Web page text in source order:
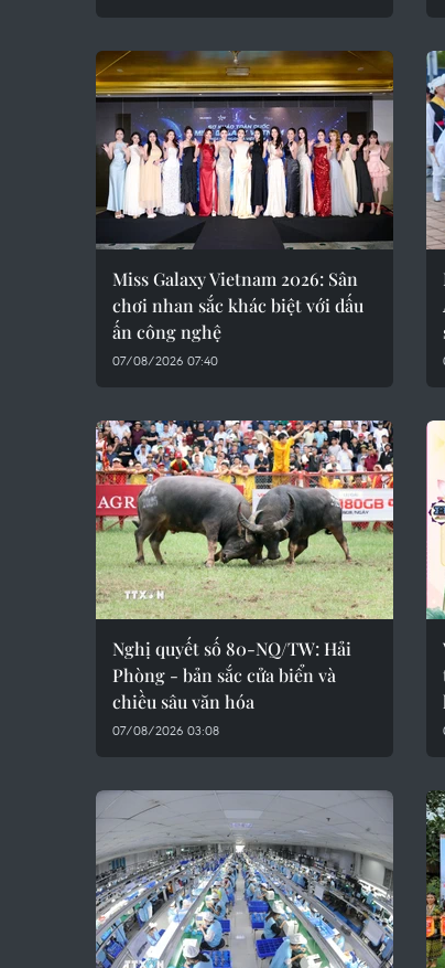
Miss Galaxy Vietnam 2026: Sân
chơi nhan sắc khác biệt với dấu
ấn công nghệ
07/08/2026 07:40
Nghị quyết số 80-NQ/TW: Hải
Phòng - bản sắc cửa biển và
chiều sâu văn hóa
07/08/2026 03:08